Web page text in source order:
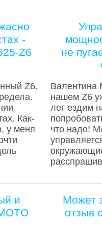
-
Z6
Z6.
Как-
у меня
не
Валентина
нашем Z6
лет ездим
что надо!
и
Может
отзыв